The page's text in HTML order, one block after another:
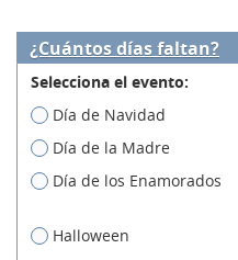
¿Cuántos días faltan?
Selecciona el evento:
Día de Navidad
Día de la Madre
Día de los Enamorados
Halloween